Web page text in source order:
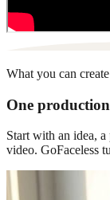
What you can create
One
Start with an idea,
video. GoFaceless